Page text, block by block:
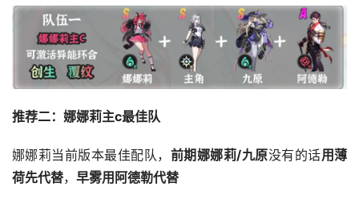
推荐二：娜娜莉主c最佳队
娜娜莉当前版本最佳配队， 前期娜娜莉/九原没有的话用薄
荷先代替， 早雾用阿德勒代替